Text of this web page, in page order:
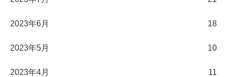
2023年6月 18
2023年5月 10
2023年4月 11